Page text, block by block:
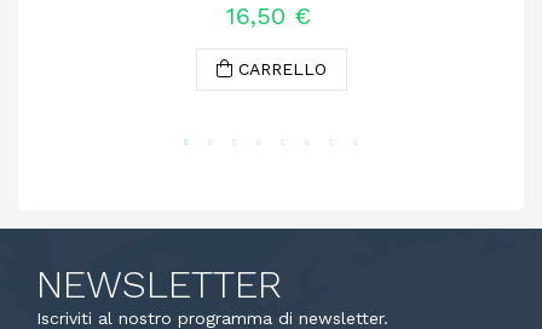
16,50 €
CARRELLO
NEWSLETTER
Iscriviti al nostro programma di newsletter.